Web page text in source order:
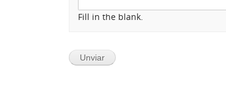
Fill in the blank.